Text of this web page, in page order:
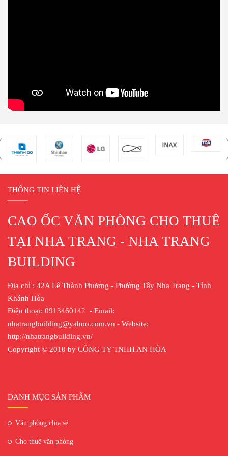
Tòa nhà xây dựng trên khu đất mặt tiền đường trung tâm thành
phố, cao 15 tầng diện tích sàn 350m2, gồm 01 tầng hầm để xe
dự phòng, hệ thống phòng cháy chữa cháy tự động. Các thiết bị
viễn thông truyền hình đã dẫn đến vị trí sử dụng, hệ thống điện
vệ chuyên nghiệp 24/24h.
THÔNG TIN LIÊN HỆ
CAO ỐC VĂN PHÒNG CHO THUÊ
TẠI NHA TRANG - NHA TRANG
BUILDING
Địa chỉ : 42A Lê Thành Phương - Phường Tây Nha Trang - Tỉnh
Khánh Hòa
Điện thoại: 0913460142 - Email:
nhatrangbuilding@yahoo.com.vn - Website:
http://nhatrangbuilding.vn/
Copyright © 2010 by CÔNG TY TNHH AN HÒA
DANH MỤC SẢN PHẨM
Văn phòng chia sẻ
Cho thuê văn phòng